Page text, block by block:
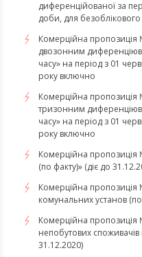
диференційованої за
доби, для
Комерційна
двозонним
часу» на період з 01
року включно
Комерційна
тризонним
часу» на період з 01
року включно
Комерційна
(по факту)» (діє до
Комерційна
комунальних установ
Комерційна
непобутових
31.12.2020)